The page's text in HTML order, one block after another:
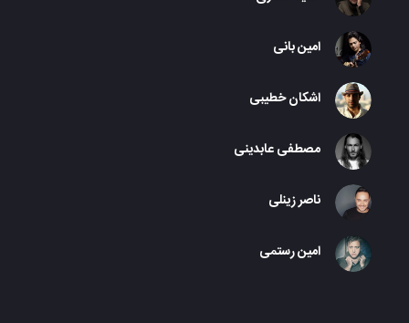
امین بانی
اشکان خطیبی
مصطفی عابدینی
ناصر زینلی
امین رستمی